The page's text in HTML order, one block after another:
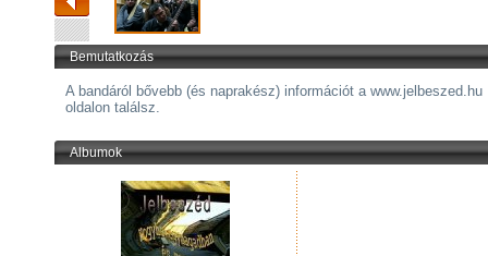
Bemutatkozás
A bandáról bővebb (és naprakész) információt a www.jelbeszed.hu
oldalon találsz.
Albumok